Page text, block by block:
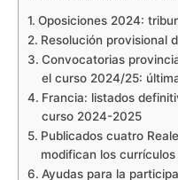
Oposiciones 2024:
Resolución provisional
Convocatorias
el curso 2024/25:
Francia: listados
curso 2024-2025
Publicados cuatro
modifican los
Ayudas para la